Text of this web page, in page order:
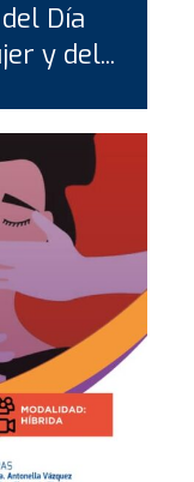
Día
y del...